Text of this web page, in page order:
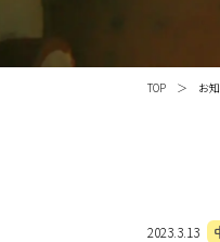
TOP お
2023.3.13